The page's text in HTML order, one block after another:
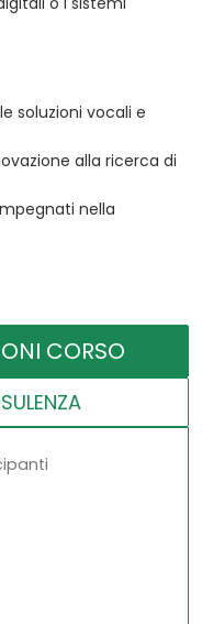
soluzioni vocali e
alla ricerca di
nella
CORSO